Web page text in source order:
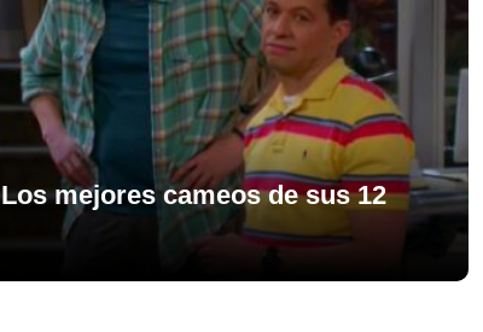
mejores cameos de sus 12